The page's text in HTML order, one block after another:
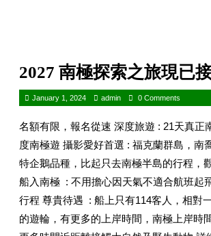
2027 南極探索之旅現已
January 1, 2024 admin 0 Comments
名額有限，報名從速 深度旅遊 : 21天真正
度南極遊 攝影愛好首選 : 福克蘭群島，南
特企鵝品種，比起只去南極半島的行程，
船入南極 : 不用擔心因天氣不適合航班起
行程 尊貴待遇 : 船上只有114客人，相對
的遊輪，有更多的上岸時間，南極上岸時